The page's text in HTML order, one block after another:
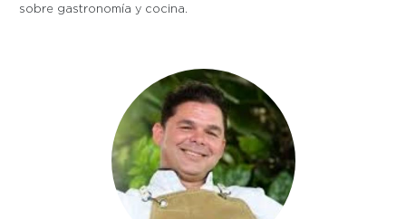
sobre gastronomía y cocina.